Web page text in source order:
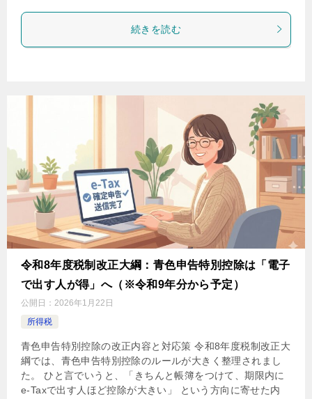
続きを読む
令和8年度税制改正大綱：青色申告特別控除は「電子
で出す人が得」へ（※令和9年分から予定）
公開日： 2026年1月22日
所得税
青色申告特別控除の改正内容と対応策 令和8年度税制改正大
綱では、青色申告特別控除のルールが大きく整理されまし
た。 ひと言でいうと、「きちんと帳簿をつけて、期限内に
e-Taxで出す人ほど控除が大きい」 という方向に寄せた内